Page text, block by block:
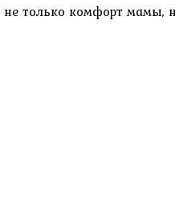
не только комфорт